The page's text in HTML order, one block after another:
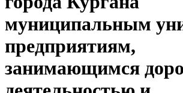
муниципальным
предприятиям,
занимающимся